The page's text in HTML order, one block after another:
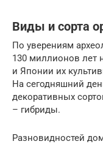
Виды и сорта
По уверениям
130 миллионов лет
и Японии их
На сегодняшний
декоративных
– гибриды.
Разновидностей